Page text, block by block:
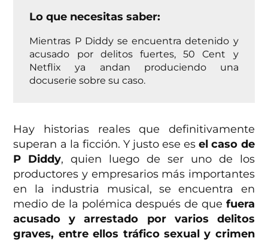
Lo que necesitas saber:
Mientras P Diddy se encuentra detenido y
acusado por delitos fuertes, 50 Cent y
Netflix ya andan produciendo una
docuserie sobre su caso.
Hay historias reales que definitivamente
superan a la ficción. Y justo ese esel caso de
P Diddy, quien luego de ser uno de los
productores y empresarios más importantes
en la industria musical, se encuentra en
medio de la polémica después de que fuera
acusado y arrestado por varios delitos
graves, entre ellos tráfico sexual y crimen